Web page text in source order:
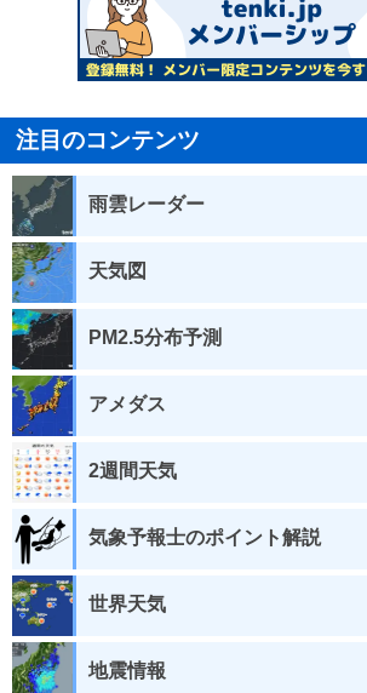
注目のコンテンツ
雨雲レーダー
天気図
PM2.5分布予測
アメダス
2週間天気
気象予報士のポイント解説
世界天気
地震情報